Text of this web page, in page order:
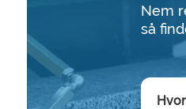
Nem
så